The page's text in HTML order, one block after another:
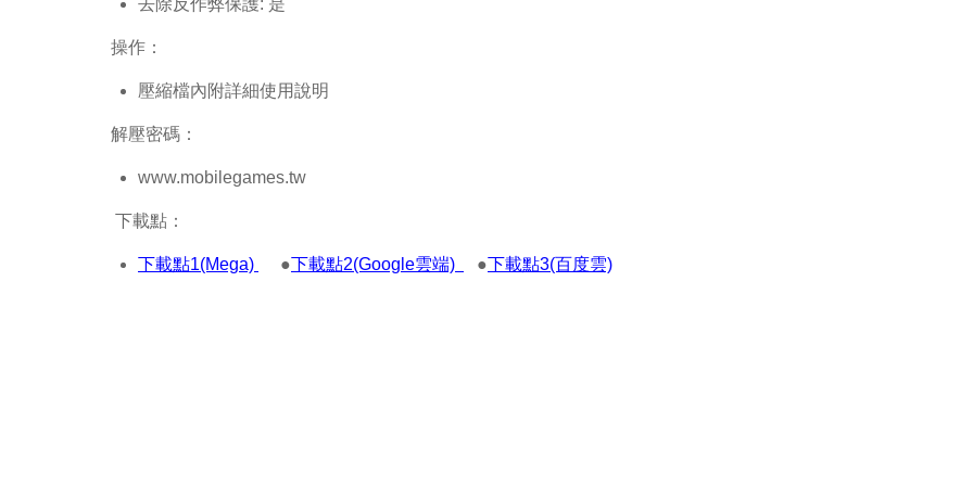
去除反作弊保護: 是
操作：
壓縮檔內附詳細使用說明
解壓密碼：
www.mobilegames.tw
下載點：
下載點1(Mega) ●下載點2(Google雲端) ●下載點3(百度雲)